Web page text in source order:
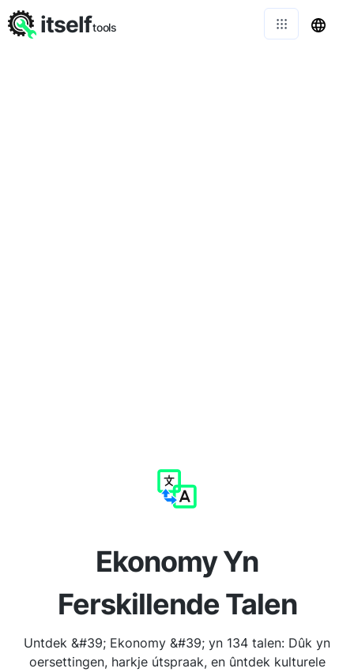
Ekonomy Yn
Ferskillende Talen
Untdek &#39; Ekonomy &#39; yn 134 talen: Dûk yn
oersettingen, harkje útspraak, en ûntdek kulturele
itselftools